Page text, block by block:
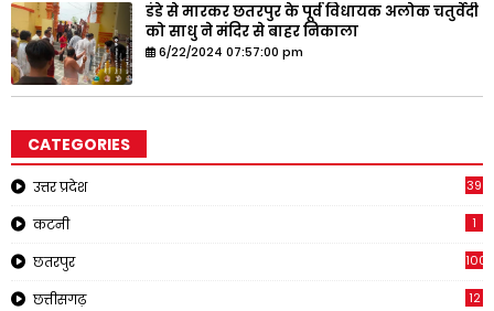
डंडे से मारकर छतरपुर के पूर्व विधायक अलोक चतुर्वेदी
को साधु ने मंदिर से बाहर निकाला
6/22/2024 07:57:00 pm
CATEGORIES
उत्तर प्रदेश 39
कटनी 1
छतरपुर 1001
छत्तीसगढ़ 12